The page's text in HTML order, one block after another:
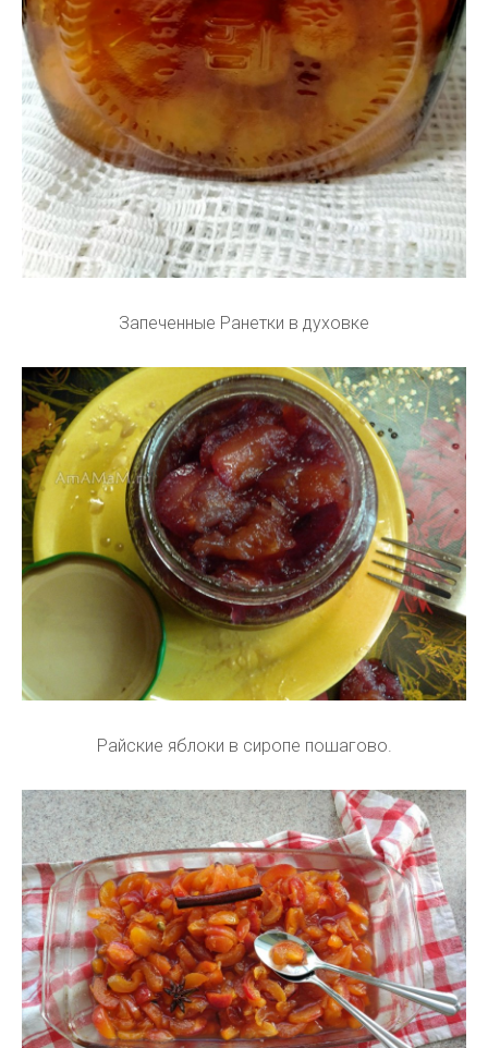
Запеченные Ранетки в духовке
Райские яблоки в сиропе пошагово.